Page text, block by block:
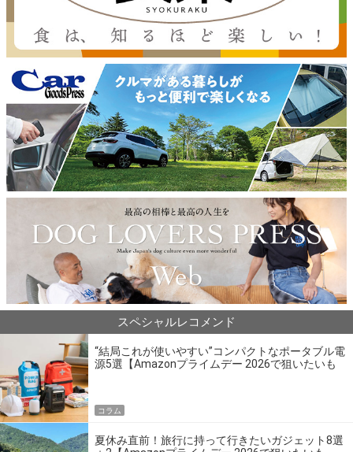
スペシャルレコメンド
“結局これが使いやすい”コンパクトなポータブル電
源5選【Amazonプライムデー 2026で狙いたいも
コラム
夏休み直前！旅行に持って行きたいガジェット8選